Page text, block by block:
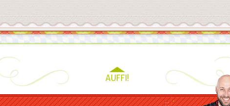
AUFFI!